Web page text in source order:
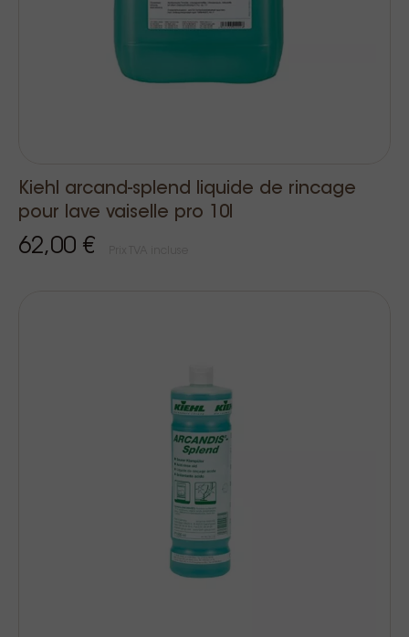
Kiehl arcand-splend liquide de rincage
pour lave vaiselle pro 10l
62,00 €